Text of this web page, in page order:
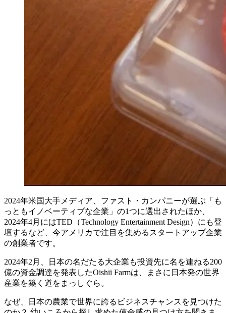
2024年米国大手メディア、ファスト・カンパニーが選ぶ「も
っともイノベーティブな企業」の1つに選出されたほか、
2024年4月にはTED（Technology Entertainment Design）にも登
壇するなど、今アメリカで注目を集めるスタートアップ企業
の創業者です。
2024年2月、日本の名だたる大企業も投資先に名を連ねる200
億の資金調達を発表したOishii Farmは、まさに日本発の世界
産業を築く道をまっしぐら。
なぜ、日本の農業で世界に誇るビジネスチャンスを見つけた